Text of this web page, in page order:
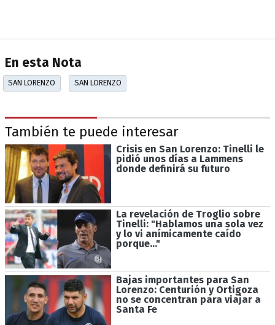
En esta Nota
SAN LORENZO SAN LORENZO
También te puede interesar
Crisis en San Lorenzo: Tinelli le
pidió unos días a Lammens
donde definirá su futuro
La revelación de Troglio sobre
Tinelli: "Hablamos una sola vez
y lo vi anímicamente caído
porque..."
Bajas importantes para San
Lorenzo: Centurión y Ortigoza
no se concentran para viajar a
Santa Fe